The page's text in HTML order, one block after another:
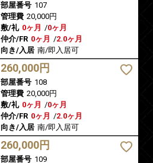
部屋番号 107
管理費 20,000円
敷/礼 0ヶ月 /0ヶ月
仲介/FR 0ヶ月 /2.0ヶ月
向き/入居 南/即入居可
260,000円
部屋番号 108
管理費 20,000円
敷/礼 0ヶ月 /0ヶ月
仲介/FR 0ヶ月 /2.0ヶ月
向き/入居 南/即入居可
260,000円
部屋番号 109